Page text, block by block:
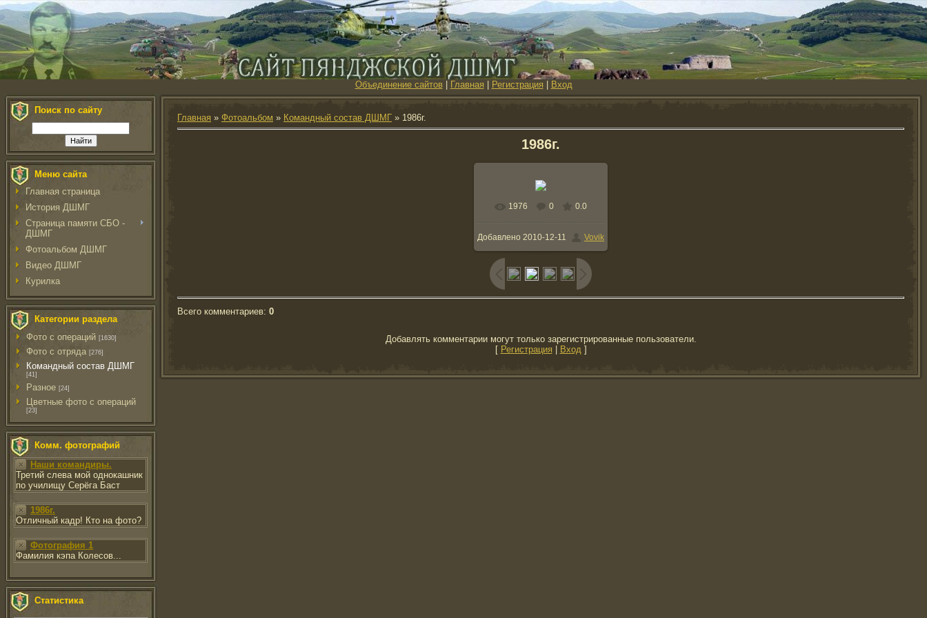
Объединение сайтов| Главная Регистрация Вход
Поиск по сайту
Меню сайта
Главная страница
История ДШМГ
Страница памяти СБО -
ДШМГ
Фотоальбом ДШМГ
Видео ДШМГ
Курилка
Категории раздела
Фото с операций [1630]
Фото с отряда [276]
Командный состав ДШМГ
[41]
Разное [24]
Цветные фото с операций
[23]
Комм. фотографий
Наши командиры.
Третий слева мой однокашник
по училищу Серёга Баст
1986г.
Отличный кадр! Кто на фото?
Фотография 1
Фамилия кэпа Колесов...
Статистика
Главная » Фотоальбом » Командный состав ДШМГ » 1986г.
1986г.
В реальном размере
661x864/ 165.1Kb
1976 0 0.0
Добавлено 2010-12-11 Vovik
Всего комментариев: 0
Добавлять комментарии могут только зарегистрированные пользователи.
[ Регистрация Вход]